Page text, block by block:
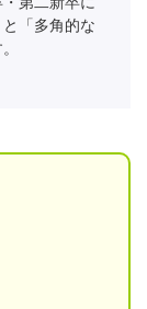
「多角的な